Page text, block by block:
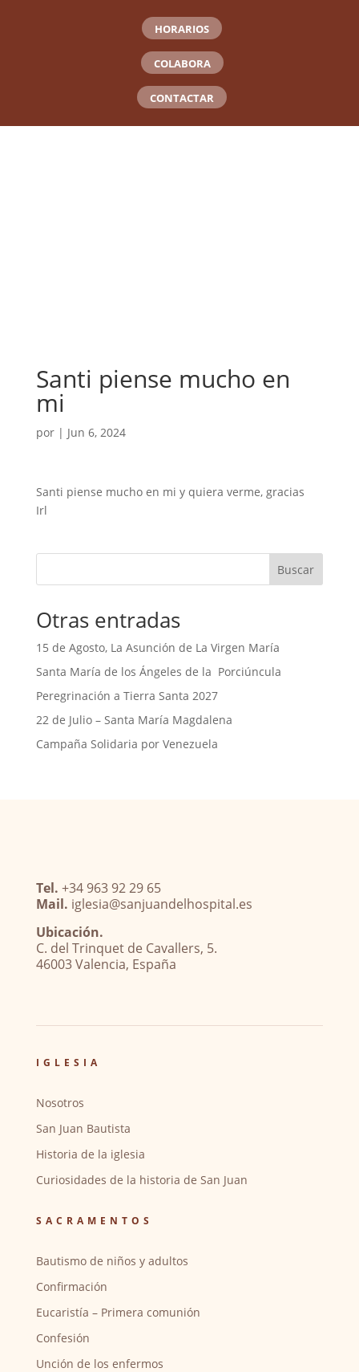
HORARIOS
COLABORA
CONTACTAR
Santi piense mucho en
mi
por | Jun 6, 2024
Santi piense mucho en mi y quiera verme, gracias
Irl
Buscar
Otras entradas
15 de Agosto, La Asunción de La Virgen María
Santa María de los Ángeles de la Porciúncula
Peregrinación a Tierra Santa 2027
22 de Julio – Santa María Magdalena
Campaña Solidaria por Venezuela
Tel. +34 963 92 29 65
Mail. iglesia@sanjuandelhospital.es
Ubicación.
C. del Trinquet de Cavallers, 5.
46003 Valencia, España
IGLESIA
Nosotros
San Juan Bautista
Historia de la iglesia
Curiosidades de la historia de San Juan
SACRAMENTOS
Bautismo de niños y adultos
Confirmación
Eucaristía – Primera comunión
Confesión
Unción de los enfermos